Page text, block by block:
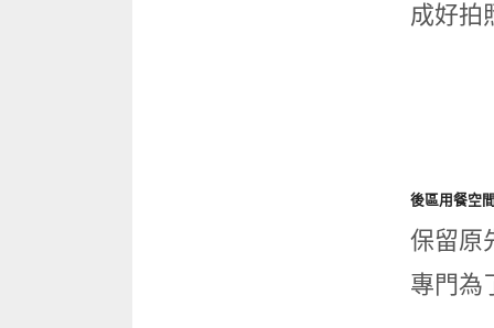
成好拍
後區用餐空
保留原
專門為